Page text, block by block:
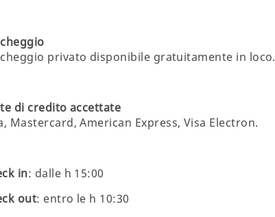
privato disponibile gratuitamente in loco.
di credito accettate
Mastercard, American Express, Visa Electron.
in: dalle h 15:00
out: entro le h 10:30